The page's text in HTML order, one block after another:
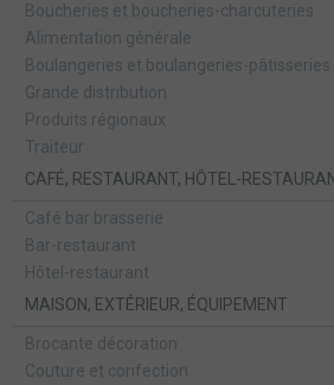
Boucheries et boucheries-charcuteries
Alimentation générale
Boulangeries et boulangeries-pâtisseries
Grande distribution
Produits régionaux
Traiteur
CAFÉ, RESTAURANT, HÔTEL-
Café bar brasserie
Bar-restaurant
Hôtel-restaurant
MAISON, EXTÉRIEUR, ÉQUIPEMENT
Brocante décoration
Couture et confection